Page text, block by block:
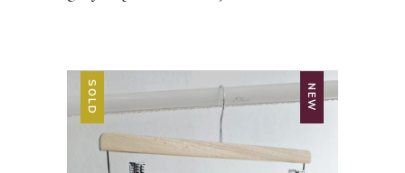
SOLD NEW